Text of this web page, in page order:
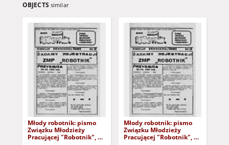
OBJECTS similar
Młody robotnik: pismo
Związku Młodzieży
Pracującej "Robotnik", nr
Młody robotnik: pismo
Związku Młodzieży
Pracującej "Robotnik", nr